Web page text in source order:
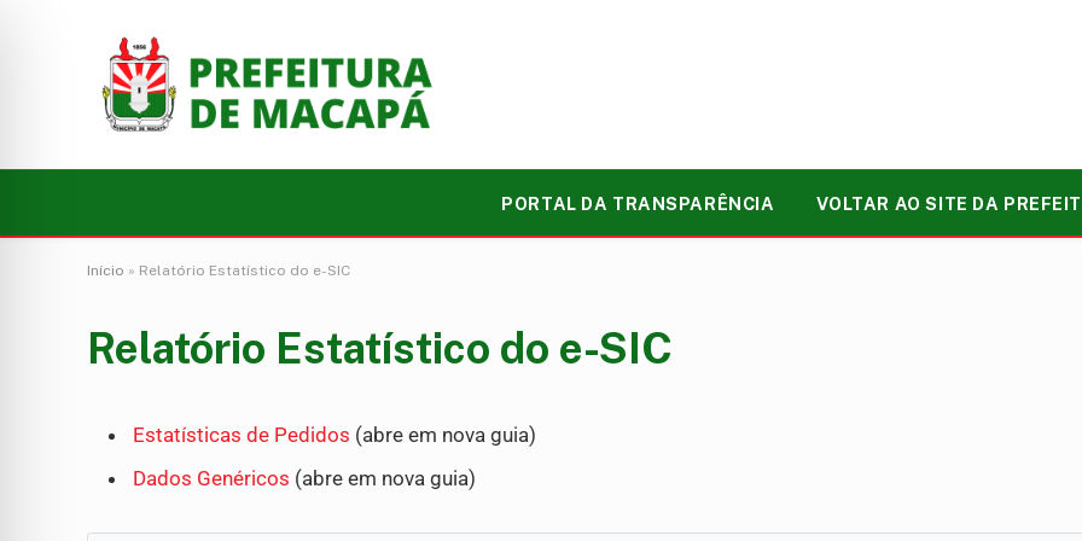
PORTAL DA TRANSPARÊNCIA VOLTAR AO SITE DA
Início » Relatório Estatístico do e-SIC
Relatório Estatístico do e-SIC
Estatísticas de Pedidos (abre em nova guia)
Dados Genéricos (abre em nova guia)